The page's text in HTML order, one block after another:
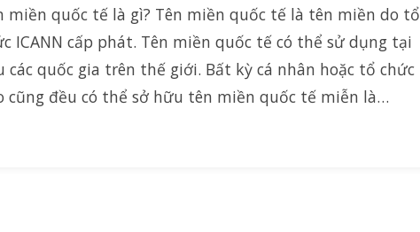
miền quốc tế là gì? Tên miền quốc tế là tên miền do tổ
ICANN cấp phát. Tên miền quốc tế có thể sử dụng tại
các quốc gia trên thế giới. Bất kỳ cá nhân hoặc tổ chức
cũng đều có thể sở hữu tên miền quốc tế miễn là…